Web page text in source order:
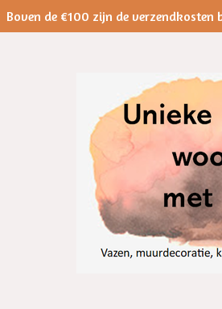
Boven de €100 zijn de verzendkosten